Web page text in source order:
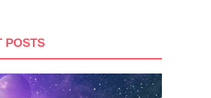
POSTS